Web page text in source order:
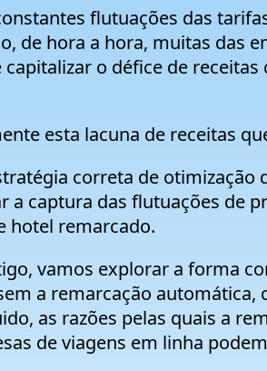
flutuações das
de hora a hora, muitas das
capitalizar o défice de
esta lacuna de receitas
correta de otimização
a captura das flutuações de
hotel remarcado.
vamos explorar a forma
a remarcação
as razões pelas quais a
de viagens em linha